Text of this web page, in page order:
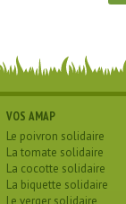
VOS AMAP
Le poivron solidaire
La tomate solidaire
La cocotte solidaire
La biquette solidaire
Le verger solidaire